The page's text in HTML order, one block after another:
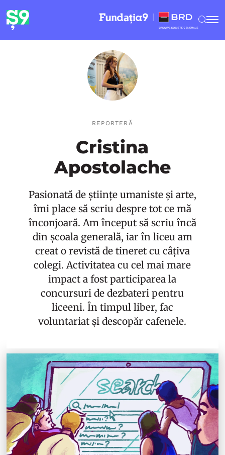
REPORTERĂ
Cristina
Apostolache
Pasionată de științe umaniste și arte,
îmi place să scriu despre tot ce mă
înconjoară. Am început să scriu încă
din școala generală, iar în liceu am
creat o revistă de tineret cu câțiva
colegi. Activitatea cu cel mai mare
impact a fost participarea la
concursuri de dezbateri pentru
liceeni. În timpul liber, fac
voluntariat și descopăr cafenele.